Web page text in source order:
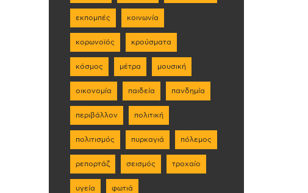
εκπομπές κοινωνία
κορωνοϊός κρούσματα
κόσμος μέτρα μουσική
οικονομία παιδεία πανδημία
περιβάλλον πολιτική
πολιτισμός πυρκαγιά πόλεμος
ρεπορτάζ σεισμός τροχαίο
υγεία φωτιά